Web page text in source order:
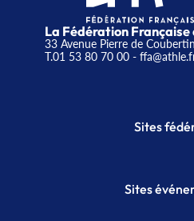
La Fédération
33 Avenue Pierre de
T.01 53 80 70 00-
Sites
Plateforme
Sites